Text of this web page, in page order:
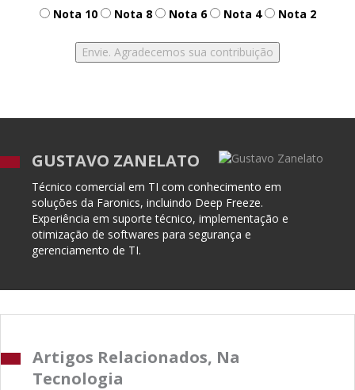
Nota 10 Nota 8 Nota 6 Nota 4 Nota 2
GUSTAVO ZANELATO
Técnico comercial em TI com conhecimento em
soluções da Faronics, incluindo Deep Freeze.
Experiência em suporte técnico, implementação e
otimização de softwares para segurança e
gerenciamento de TI.
Artigos Relacionados, Na
Tecnologia